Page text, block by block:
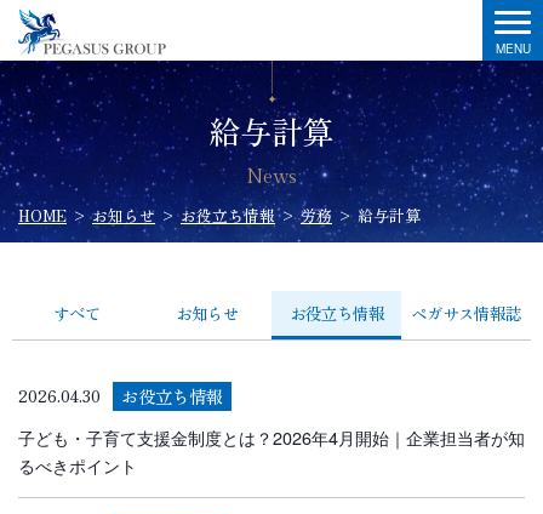
給与計算
News
HOME >お知らせ >お役立ち情報>労務 >給与計算
すべて お知らせ お役立ち情報 ペガサス情報誌
2026.04.30
お役立ち情報
子ども・子育て支援金制度とは？2026年4月開始｜企業担当者が知
るべきポイント